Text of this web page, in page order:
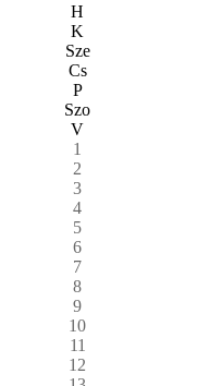
H
K
Sze
Cs
P
Szo
V
1
2
3
4
5
6
7
8
9
10
11
12